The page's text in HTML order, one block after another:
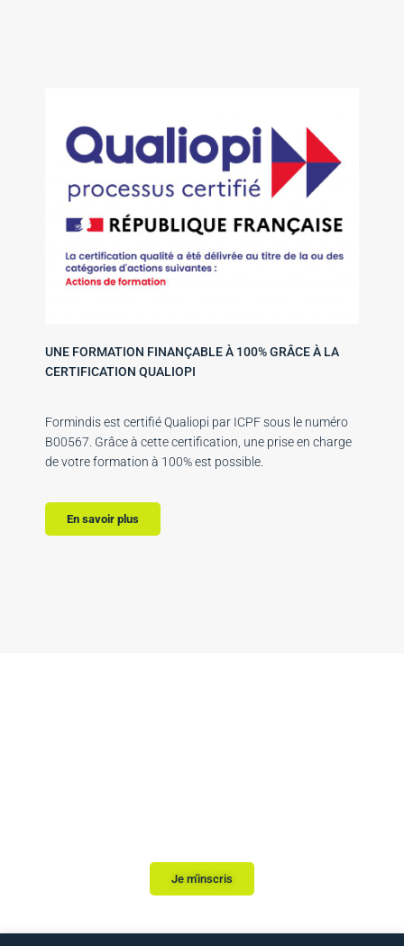
UNE FORMATION FINANÇABLE À 100% GRÂCE À LA
CERTIFICATION QUALIOPI
Formindis est certifié Qualiopi par ICPF sous le numéro
B00567. Grâce à cette certification, une prise en charge
de votre formation à 100% est possible.
En savoir plus
Je m'inscris